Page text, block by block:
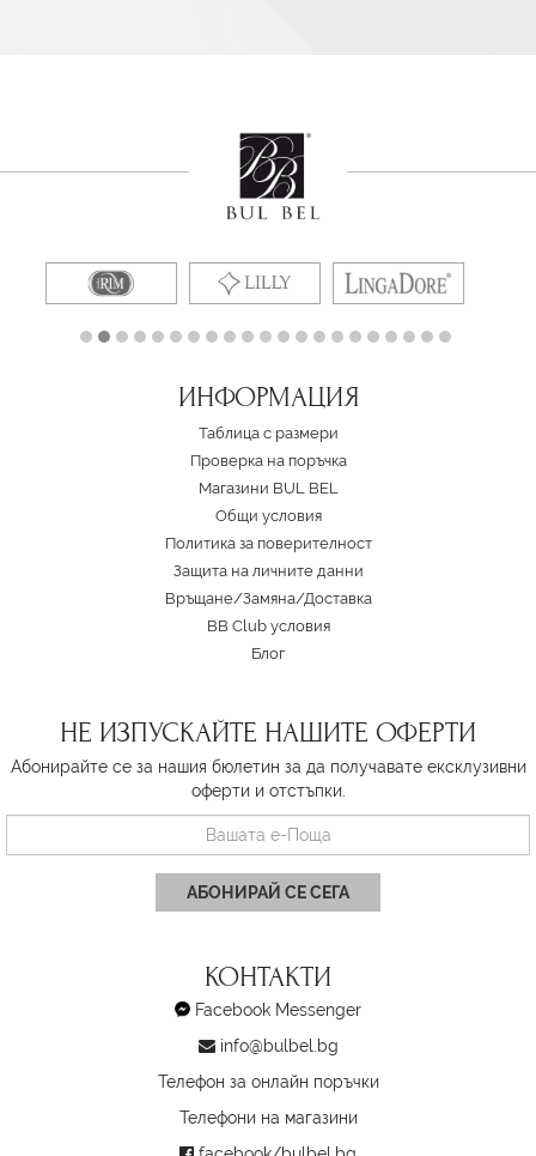
ИНФОРМАЦИЯ
Таблица с размери
Проверка на поръчка
Магазини BUL BEL
Oбщи условия
Политика за поверителност
Защита на личните данни
Връщане/Замяна/Доставка
BB Club условия
Блог
НЕ ИЗПУСКАЙТЕ НАШИТЕ ОФЕРТИ
Абонирайте се за нашия бюлетин за да получавате ексклузивни
оферти и отстъпки.
АБОНИРАЙ СЕ СЕГА
КОНТАКТИ
Facebook Messenger
info@bulbel.bg
Телефон за онлайн поръчки
Телефони на магазини